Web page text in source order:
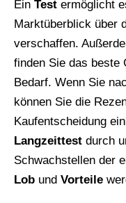
Ein Test ermöglicht
Marktüberblick über
verschaffen.
finden Sie das beste
Bedarf. Wenn Sie
können Sie die
Kaufentscheidung
Langzeittest durch
Schwachstellen der
Lob und Vorteile